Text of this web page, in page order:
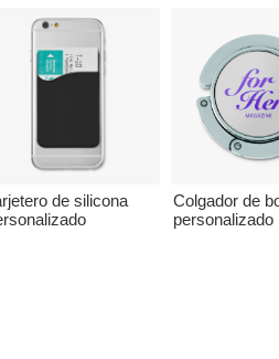
de silicona
Colgador de
personalizado